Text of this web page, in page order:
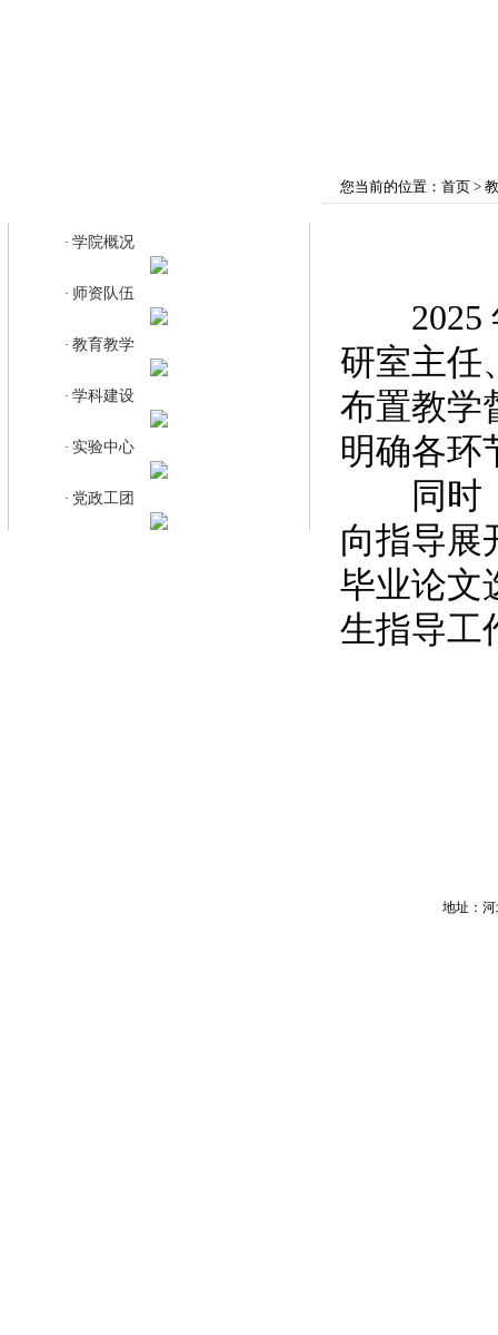
· 学院概况
· 师资队伍
· 教育教学
· 学科建设
· 实验中心
· 党政工团
您当前的位置： 首页 >
2025
研室主任
布置教学
明确各环
同时，
向指导展
毕业论文
生指导工
地址：河